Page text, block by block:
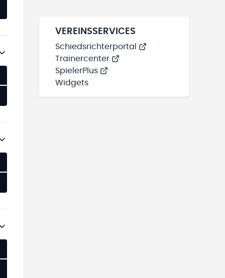
VEREINSSERVICES
Schiedsrichterportal
Trainercenter
SpielerPlus
Widgets